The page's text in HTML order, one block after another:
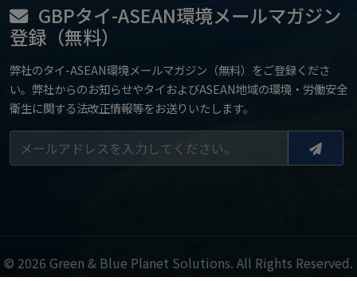
GBPタイ-ASEAN環境メールマガジン
登録（無料）
弊社のタイ-ASEAN環境メールマガジン（無料）をご登録くださ
い。弊社からのお知らせやタイおよびASEAN地域の環境・労働安全
衛生に関する法改正情報等をお送りいたします。
© 2026 Green & Blue Planet Solutions. All Rights Reserved.